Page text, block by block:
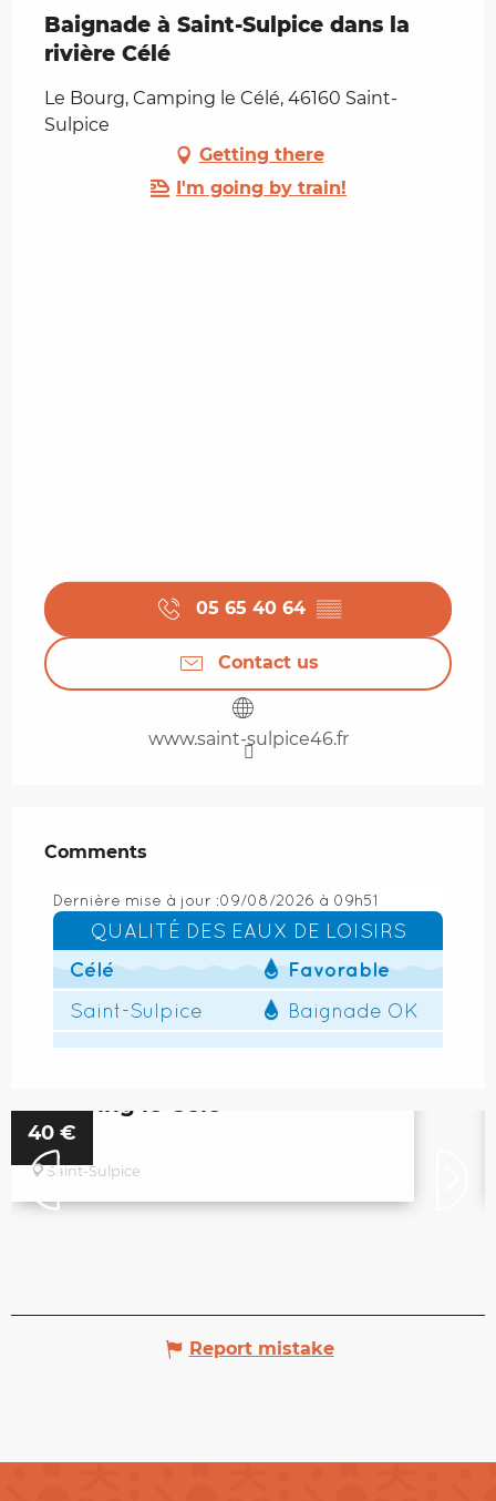
Baignade à Saint-Sulpice dans la
rivière Célé
Le Bourg, Camping le Célé, 46160 Saint-
Sulpice
Getting there
I'm going by train!
05 65 40 64 ▒▒
Contact us
www.saint-sulpice46.fr
Comments
Comments
40 €
Saint-Sulpice
Report mistake